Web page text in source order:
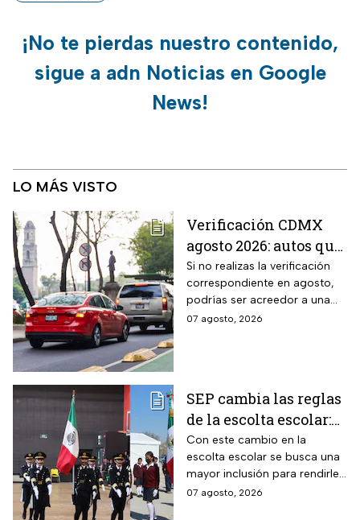
¡No te pierdas nuestro contenido,
sigue a adn Noticias en Google
News!
LO MÁS VISTO
Verificación CDMX
agosto 2026: autos que
deben hacer el
trámite y posibles
multas
Si no realizas la verificación
correspondiente en agosto,
podrías ser acreedor a una
sanción económica
07 agosto, 2026
SEP cambia las reglas
de la escolta escolar:
¿cómo se elegirá a los
alumnos a partir de
ahora?
Con este cambio en la
escolta escolar se busca una
mayor inclusión para rendirle
honores a la bandera
07 agosto, 2026